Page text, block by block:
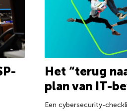
Het “terug
plan van IT-
Een cybersecurity-